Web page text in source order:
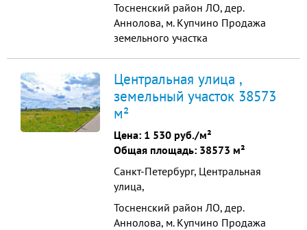
Тосненский район ЛО, дер.
Аннолова, м. Купчино Продажа
земельного участка
участка промышленного
назначения, общая площадь -
38573 м?. Все коммуникации по
границе участка: газ, вода, тепло,
канализация. Электричество 150
квт прямой договор Цена...
Центральная улица ,
земельный участок 38573
м²
Цена: 1 530 руб./м²
Общая площадь: 38573 м²
Санкт-Петербург, Центральная
улица,
Тосненский район ЛО, дер.
Аннолова, м. Купчино Продажа